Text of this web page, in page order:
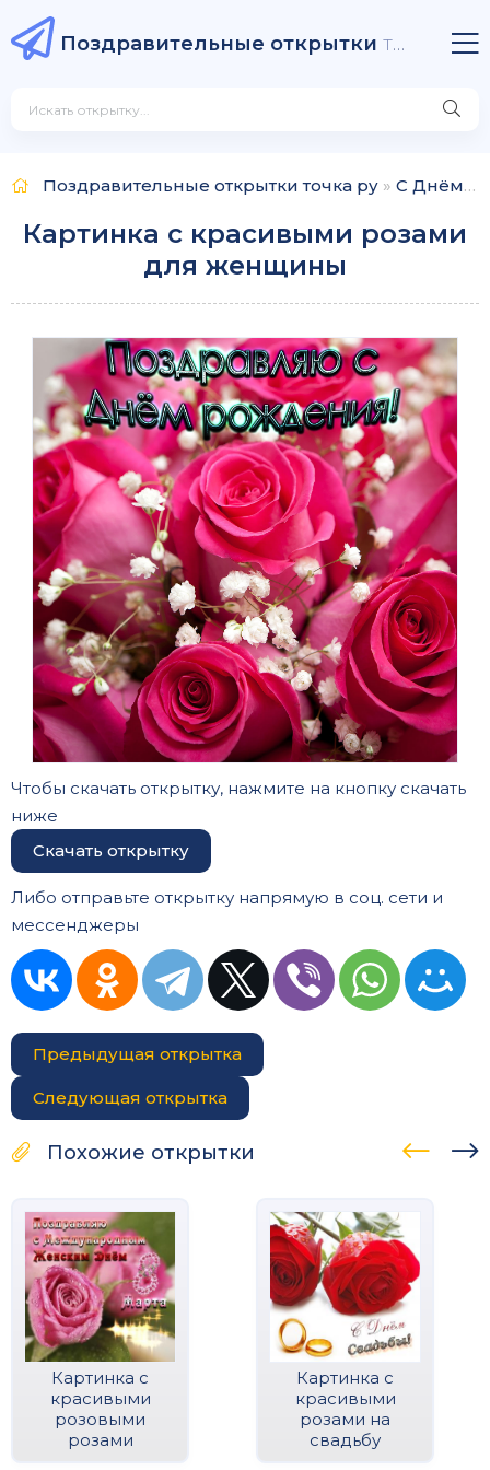
Поздравительные открытки точка ру
Поздравительные открытки точка ру » С Днём рождения
Картинка с красивыми розами
для женщины
Чтобы скачать открытку, нажмите на кнопку скачать
ниже
Скачать открытку
Либо отправьте открытку напрямую в соц. сети и
мессенджеры
Предыдущая открытка
Следующая открытка
Похожие открытки
Картинка с
красивыми
розовыми
розами
Картинка с
красивыми
розами на
свадьбу